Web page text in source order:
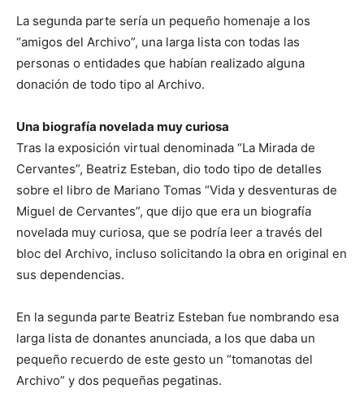
La segunda parte sería un pequeño homenaje a los
“amigos del Archivo”, una larga lista con todas las
personas o entidades que habían realizado alguna
donación de todo tipo al Archivo.
Una biografía novelada muy curiosa
Tras la exposición virtual denominada “La Mirada de
Cervantes”, Beatriz Esteban, dio todo tipo de detalles
sobre el libro de Mariano Tomas “Vida y desventuras de
Miguel de Cervantes”, que dijo que era un biografía
novelada muy curiosa, que se podría leer a través del
bloc del Archivo, incluso solicitando la obra en original en
sus dependencias.
En la segunda parte Beatriz Esteban fue nombrando esa
larga lista de donantes anunciada, a los que daba un
pequeño recuerdo de este gesto un “tomanotas del
Archivo” y dos pequeñas pegatinas.